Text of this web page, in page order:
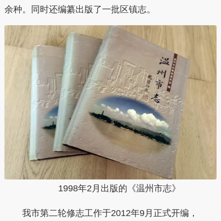
余种。同时还编纂出版了一批区镇志。
1998年2月出版的《温州市志》
我市第二轮修志工作于2012年9月正式开编，